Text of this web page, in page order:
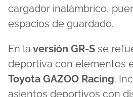
cargador inalámbrico,
espacios de guardado.
En la versión GR-S se
deportiva con elementos
Toyota GAZOO Racing.
asientos deportivos con